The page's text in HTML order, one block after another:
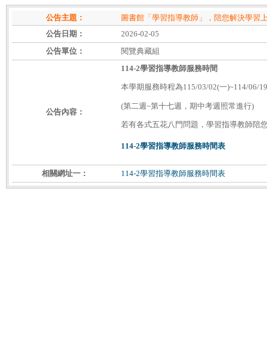
公告主題：
圖書館「學習指導教師」，陪您解決學習
公告日期：
2026-02-05
公告單位：
閱覽典藏組
公告內容：
114-2學習指導教師服務時間
本學期服務時程為115/03/02(一)~114/06/
(第二週~第十七週，期中考週照常進行)
若有各式五花八門問題，學習指導教師陪
114-2學習指導教師服務時間表
相關網址一： 114-2學習指導教師服務時間表